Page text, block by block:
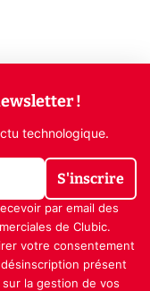
!
technologique.
S'inscrire
par email des
de Clubic.
votre consentement
présent
la gestion de vos